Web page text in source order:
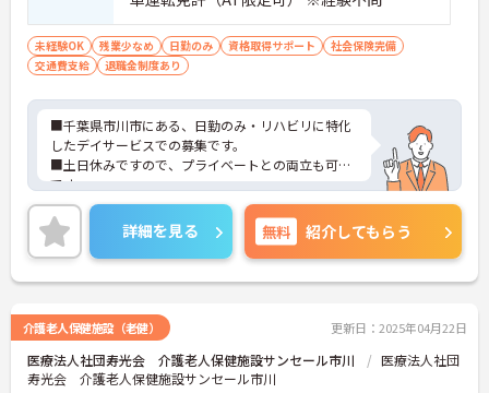
未経験OK 残業少なめ 日勤のみ 資格取得サポート
社会保険完備
交通費支給
退職金制度あり
■千葉県市川市にある、日勤のみ・リハビリに特化
したデイサービスでの募集です。
■土日休みですので、プライベートとの両立も可能
です。
■ご興味がある方は是非一度マイナビまでお問合せ
下さい。更に詳細などお伝えします。
詳細を見る 無料 紹介してもらう
介護老人保健施設（老健） 更新日：2025年04月22日
医療法人社団寿光会 介護老人保健施設サンセール市川
医療法人社団
寿光会 介護老人保健施設サンセール市川